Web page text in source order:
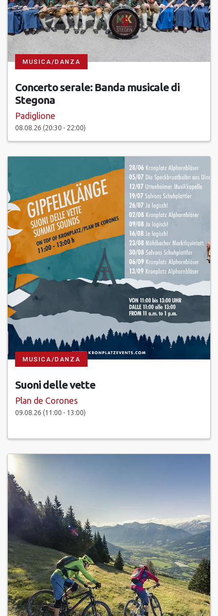
MUSICA/DANZA
Concerto serale: Banda musicale di
Stegona
Padiglione
08.08.26 (20:30 - 22:00)
MUSICA/DANZA
Suoni delle vette
Plan de Corones
09.08.26 (11:00 - 13:00)